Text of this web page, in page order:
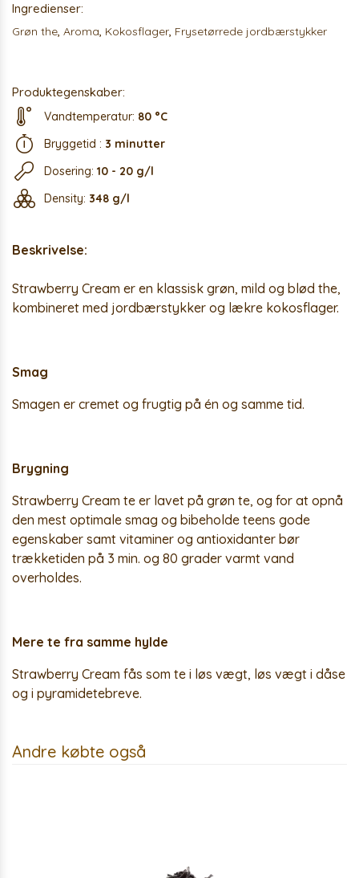
Ingredienser:
Grøn the, Aroma, Kokosflager, Frysetørrede jordbærstykker
Produktegenskaber:
Vandtemperatur: 80 °C
Bryggetid : 3 minutter
Dosering: 10 - 20 g/l
Density: 348 g/l
Beskrivelse:
Strawberry Cream er en klassisk grøn, mild og blød the,
kombineret med jordbærstykker og lækre kokosflager.
Smag
Smagen er cremet og frugtig på én og samme tid.
Brygning
Strawberry Cream te er lavet på grøn te, og for at opnå
den mest optimale smag og bibeholde teens gode
egenskaber samt vitaminer og antioxidanter bør
trækketiden på 3 min. og 80 grader varmt vand
overholdes.
Mere te fra samme hylde
Strawberry Cream fås som te i løs vægt, løs vægt i dåse
og i pyramidetebreve.
Andre købte også